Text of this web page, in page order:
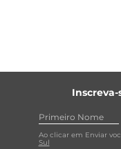
Ao clicar em Enviar
Sul